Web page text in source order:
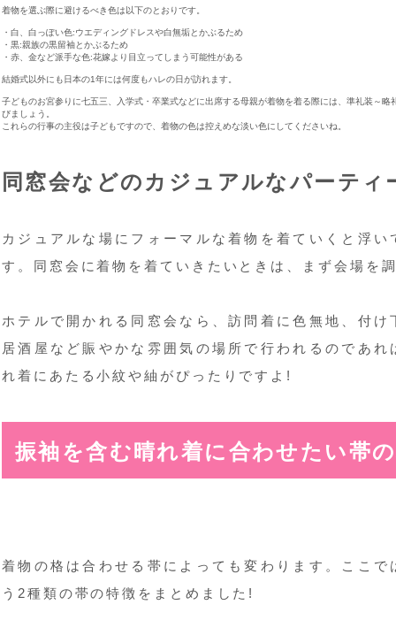
着物を選ぶ際に避けるべき色は以下のとおりです。
・白、白っぽい色:ウエディングドレスや白無垢とかぶるため
・黒:親族の黒留袖とかぶるため
・赤、金など派手な色:花嫁より目立ってしまう可能性がある
結婚式以外にも日本の1年には何度もハレの日が訪れます。
子どものお宮参りに七五三、入学式・卒業式などに出席する母親が着物を着る際には、準礼装～
びましょう。
これらの行事の主役は子どもですので、着物の色は控えめな淡い色にしてくださいね。
同窓会などのカジュアルなパーティ
カジュアルな場にフォーマルな着物を着ていくと浮
す。同窓会に着物を着ていきたいときは、まず会場を
ホテルで開かれる同窓会なら、訪問着に色無地、付
居酒屋など賑やかな雰囲気の場所で行われるのであ
れ着にあたる小紋や紬がぴったりですよ!
振袖を含む晴れ着に合わせたい帯
着物の格は合わせる帯によっても変わります。ここ
う2種類の帯の特徴をまとめました!